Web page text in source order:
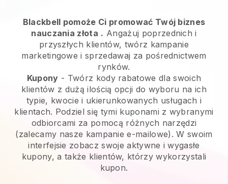
Blackbell pomoże Ci promować Twój biznes
nauczania złota . Angażuj poprzednich i
przyszłych klientów, twórz kampanie
marketingowe i sprzedawaj za pośrednictwem
rynków.
Kupony - Twórz kody rabatowe dla swoich
klientów z dużą ilością opcji do wyboru na ich
typie, kwocie i ukierunkowanych usługach i
klientach. Podziel się tymi kuponami z wybranymi
odbiorcami za pomocą różnych narzędzi
(zalecamy nasze kampanie e-mailowe). W swoim
interfejsie zobacz swoje aktywne i wygasłe
kupony, a także klientów, którzy wykorzystali
kupon.